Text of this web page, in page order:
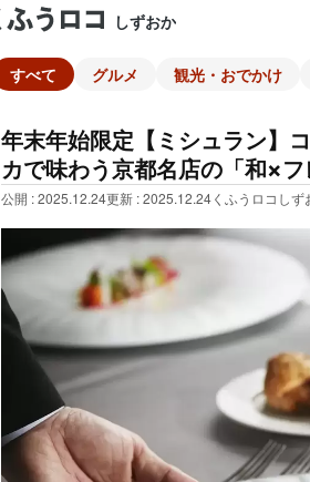
しずおか
すべて グルメ 観光・おでかけ
年末年始限定【ミシュラン】
カで味わう京都名店の「和×
公開 : 2025.12.24更新 : 2025.12.24くふうロコし